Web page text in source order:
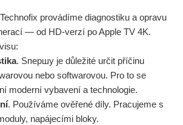
provádíme diagnostiku a opravu
— od HD-verzí po Apple TV 4K.
. Sпершу je důležité určit příčinu
nebo softwarovou. Pro to se
moderní vybavení a technologie.
. Používáme ověřené díly. Pracujeme s
napájecími bloky.